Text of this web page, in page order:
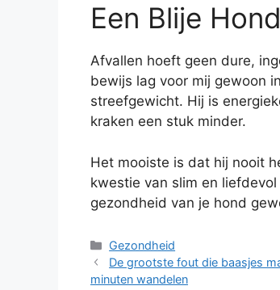
Een Blije
Afvallen hoeft geen dure,
bewijs lag voor mij gewoon
streefgewicht. Hij is
kraken een stuk minder.
Het mooiste is dat hij nooit
kwestie van slim en
gezondheid van je hond
Categorieën
Gezondheid
De grootste fout die baasjes
minuten wandelen